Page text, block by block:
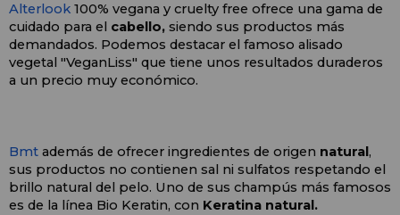
Alterlook 100% vegana y cruelty free ofrece una gama de
cuidado para el cabello, siendo sus productos más
demandados. Podemos destacar el famoso alisado
vegetal "VeganLiss" que tiene unos resultados duraderos
a un precio muy económico.
Bmt además de ofrecer ingredientes de origen natural,
sus productos no contienen sal ni sulfatos respetando el
brillo natural del pelo. Uno de sus champús más famosos
es de la línea Bio Keratin, con Keratina natural.